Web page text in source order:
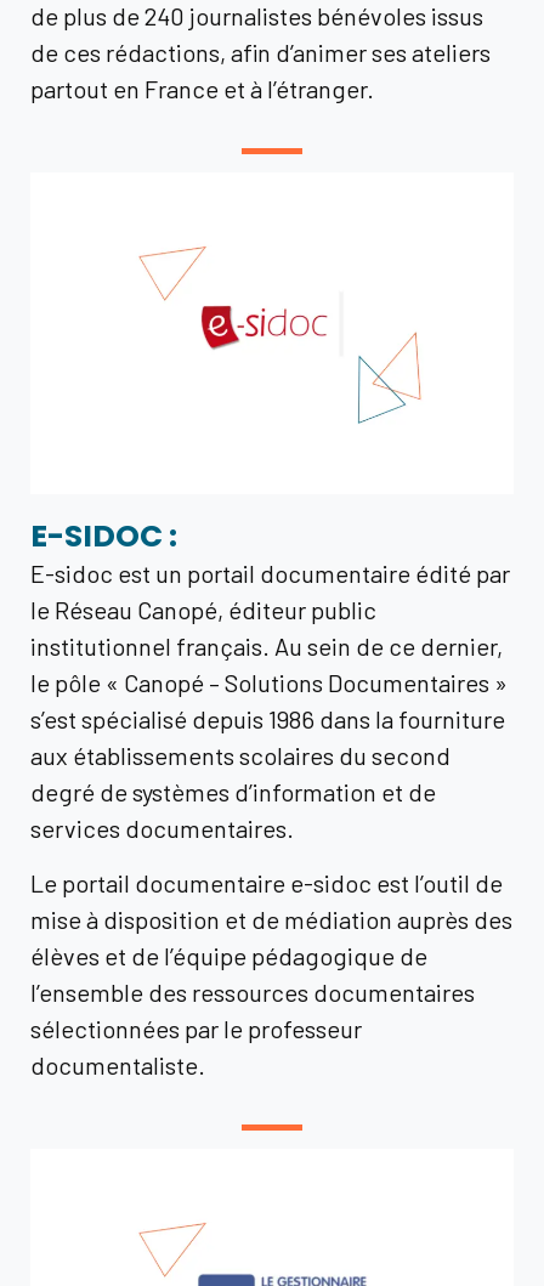
de plus de 240 journalistes bénévoles issus
de ces rédactions, afin d’animer ses ateliers
partout en France et à l’étranger.
E-SIDOC :
E-sidoc est un portail documentaire édité par
le Réseau Canopé, éditeur public
institutionnel français. Au sein de ce dernier,
le pôle « Canopé – Solutions Documentaires »
s’est spécialisé depuis 1986 dans la fourniture
aux établissements scolaires du second
degré de systèmes d’information et de
services documentaires.
Le portail documentaire e-sidoc est l’outil de
mise à disposition et de médiation auprès des
élèves et de l’équipe pédagogique de
l’ensemble des ressources documentaires
sélectionnées par le professeur
documentaliste.